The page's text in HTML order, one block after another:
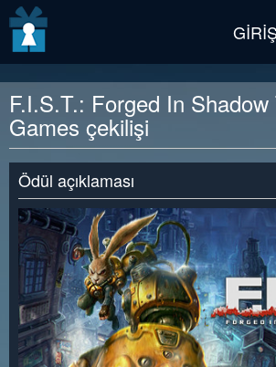
F.I.S.T.: Forged In
Games çekilişi
Ödül açıklaması